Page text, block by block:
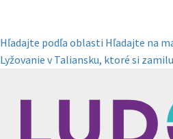
Hľadajte podľa oblasti Hľadajte na
Lyžovanie v Taliansku, ktoré si